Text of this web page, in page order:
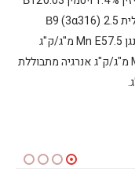
מ"ג/ק"ג DL- מתיונין (3c301) 0.4% חומצה פולית Β9 (3α316) 2.5
מ"ג/ק"ג אבץ Zn Ε6 (3b603) 62.5 מ"ג/ק"ג מנגן Mn E57.5 מ"ג/ק"ג
Selenium Se E8 0.07 מ"ג/ק"ג מגנזיום Mg65 מ"ג/ק"ג אנרגיה מתבוללת